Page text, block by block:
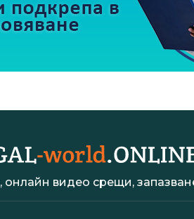
видео срещи,